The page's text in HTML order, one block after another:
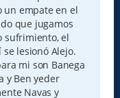
un empate en el
que jugamos
sufrimiento, el
lesionó Alejo.
mi son Banega
y Ben yeder
Navas y